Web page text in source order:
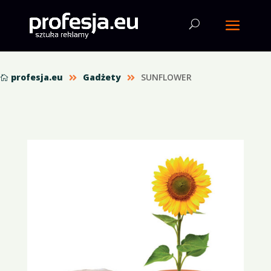
 profesja.eu  Gadżety  SUNFLOWER